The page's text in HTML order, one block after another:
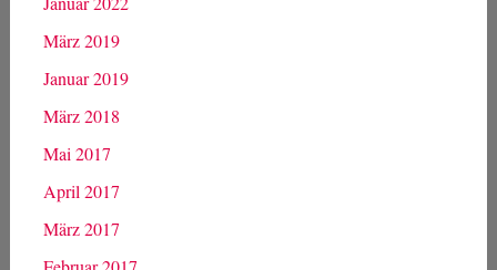
März 2019
Januar 2019
März 2018
Mai 2017
April 2017
März 2017